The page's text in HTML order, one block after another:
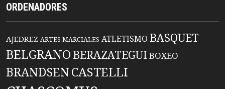
ORDENADORES
AJEDREZ ARTES MARCIALES ATLETISMO BASQUET
BELGRANO BERAZATEGUIBOXEO
BRANDSENCASTELLI